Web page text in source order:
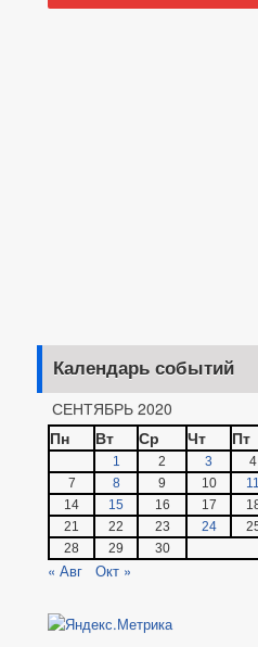
Календарь событий
СЕНТЯБРЬ 2020
Пн
Вт Ср Чт Пт
1 2 3 4
7
8 9 10 11
14
15 16 17
21
22 23 24
28
29 30
« Авг Окт »